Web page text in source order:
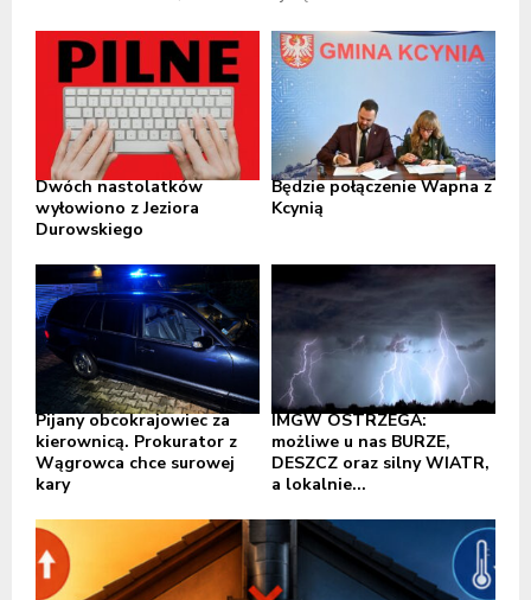
Dwóch nastolatków
wyłowiono z Jeziora
Durowskiego
Będzie połączenie Wapna z
Kcynią
Pijany obcokrajowiec za
kierownicą. Prokurator z
Wągrowca chce surowej
kary
IMGW OSTRZEGA:
możliwe u nas BURZE,
DESZCZ oraz silny WIATR,
a lokalnie...